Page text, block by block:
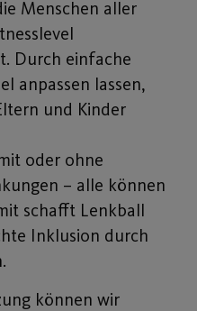
Menschen aller
Durch einfache
anpassen lassen,
und Kinder
oder ohne
– alle können
schafft Lenkball
Inklusion durch
können wir